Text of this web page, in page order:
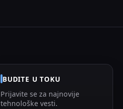
BUDITE U TOKU
Prijavite se za najnovije
tehnološke vesti.